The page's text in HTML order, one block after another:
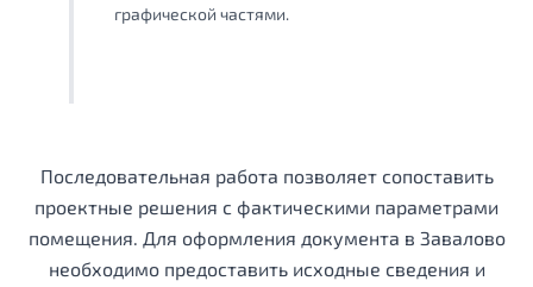
графической частями.
Последовательная работа позволяет сопоставить
проектные решения с фактическими параметрами
помещения. Для оформления документа в Завалово
необходимо предоставить исходные сведения и